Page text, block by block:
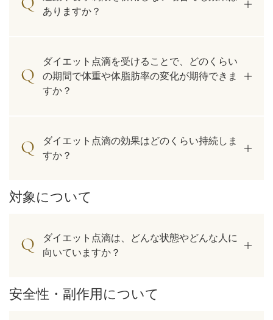
ありますか？
ダイエット点滴を受けることで、どのくらい
の期間で体重や体脂肪率の変化が期待できま
すか？
ダイエット点滴の効果はどのくらい持続しま
すか？
対象について
ダイエット点滴は、どんな状態やどんな人に
向いていますか？
安全性・副作用について